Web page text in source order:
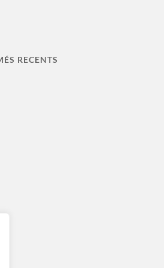
RECENTS